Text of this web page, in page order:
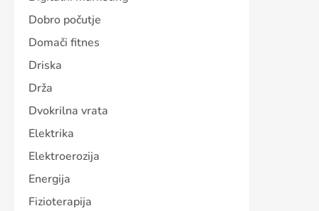
Dobro počutje
Domači fitnes
Driska
Drža
Dvokrilna vrata
Elektrika
Elektroerozija
Energija
Fizioterapija